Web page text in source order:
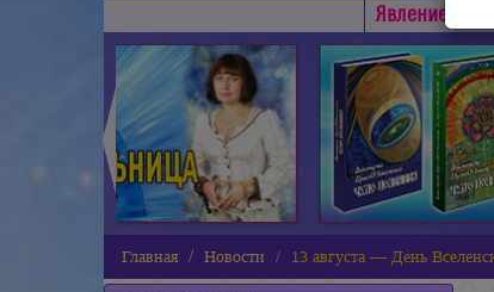
Явлениe
◄
Главная Новости 13 августа — День